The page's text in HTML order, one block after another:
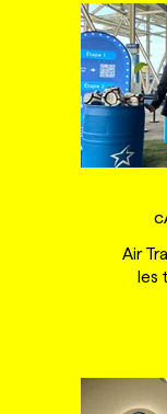
Air
les